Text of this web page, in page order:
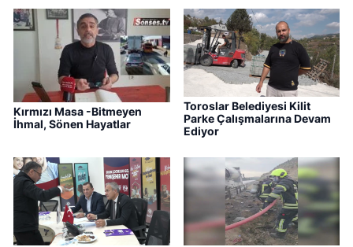
Kırmızı Masa -Bitmeyen
İhmal, Sönen Hayatlar
Toroslar Belediyesi Kilit
Parke Çalışmalarına Devam
Ediyor